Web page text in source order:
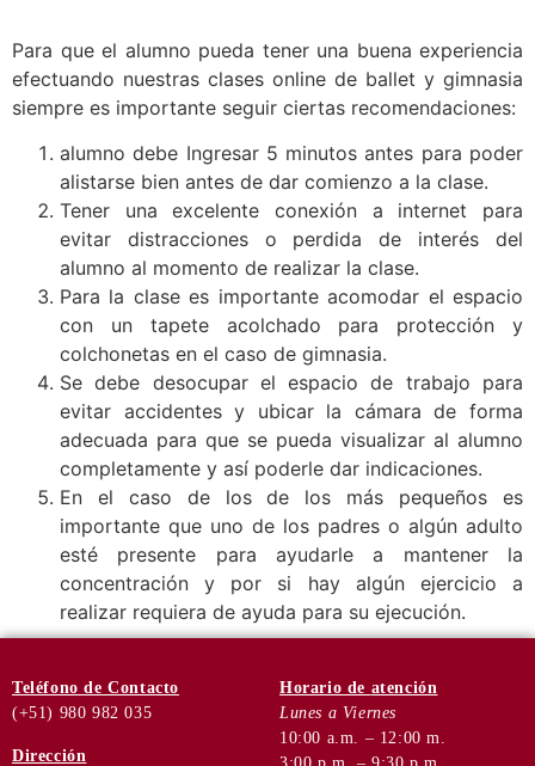
Para que el alumno pueda tener una buena experiencia
efectuando nuestras clases online de ballet y gimnasia
siempre es importante seguir ciertas recomendaciones:
alumno debe Ingresar 5 minutos antes para poder
alistarse bien antes de dar comienzo a la clase.
Tener una excelente conexión a internet para
evitar distracciones o perdida de interés del
alumno al momento de realizar la clase.
Para la clase es importante acomodar el espacio
con un tapete acolchado para protección y
colchonetas en el caso de gimnasia.
Se debe desocupar el espacio de trabajo para
evitar accidentes y ubicar la cámara de forma
adecuada para que se pueda visualizar al alumno
completamente y así poderle dar indicaciones.
En el caso de los de los más pequeños es
importante que uno de los padres o algún adulto
esté presente para ayudarle a mantener la
concentración y por si hay algún ejercicio a
realizar requiera de ayuda para su ejecución.
Teléfono de Contacto
(+51) 980 982 035
Dirección
Horario de atención
Lunes a Viernes
10:00 a.m. – 12:00 m.